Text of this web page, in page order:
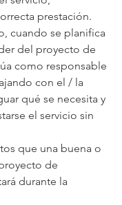
prestación.
cuando se planifica
del proyecto de
como responsable
con el / la
qué se necesita y
el servicio sin
que una buena o
de
durante la